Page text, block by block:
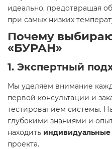
идеально, предотвращая
при самых низких
Почему
«БУРАН»
1. Экспертный
Мы уделяем внимание
первой консультации и
тестированием системы.
глубокими знаниями и
находить
проекта.